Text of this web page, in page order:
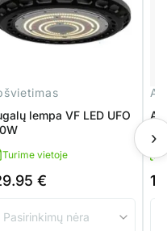
lempa VF LED UFO
Turime vietoje
€
›